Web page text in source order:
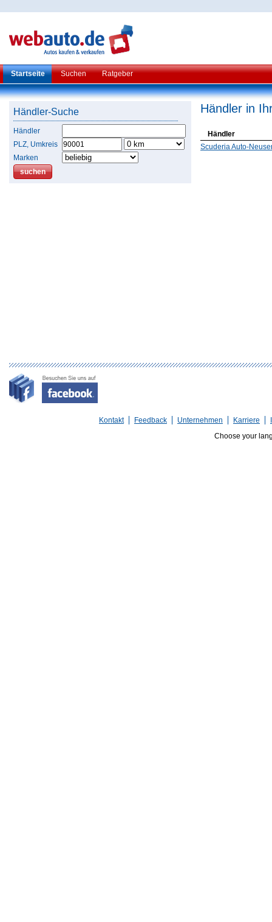
Startseite Suchen Ratgeber
Händler-Suche
Händler
PLZ, Umkreis
Marken
Händler in
Händler
Scuderia Auto-
Kontakt Feedback Unternehmen Karriere
Choose your